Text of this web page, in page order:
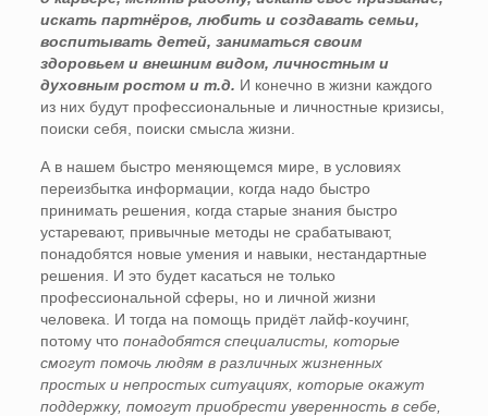
искать партнёров, любить и создавать семьи,
воспитывать детей, заниматься своим
здоровьем и внешним видом, личностным и
духовным ростом и т.д. И конечно в жизни каждого
из них будут профессиональные и личностные кризисы,
поиски себя, поиски смысла жизни.
А в нашем быстро меняющемся мире, в условиях
переизбытка информации, когда надо быстро
принимать решения, когда старые знания быстро
устаревают, привычные методы не срабатывают,
понадобятся новые умения и навыки, нестандартные
решения. И это будет касаться не только
профессиональной сферы, но и личной жизни
человека. И тогда на помощь придёт лайф-коучинг,
потому что понадобятся специалисты, которые
смогут помочь людям в различных жизненных
простых и непростых ситуациях, которые окажут
поддержку, помогут приобрести уверенность в себе,